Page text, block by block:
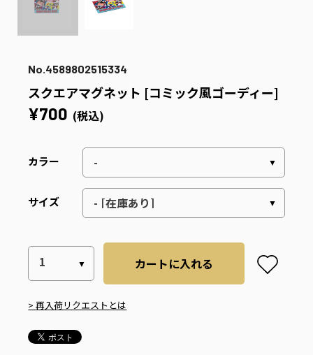
No.4589802515334
スクエアマグネット [コミック風ゴーディー]
¥700 (税込)
カラー
サイズ
カートに入れる
> 再入荷リクエストとは